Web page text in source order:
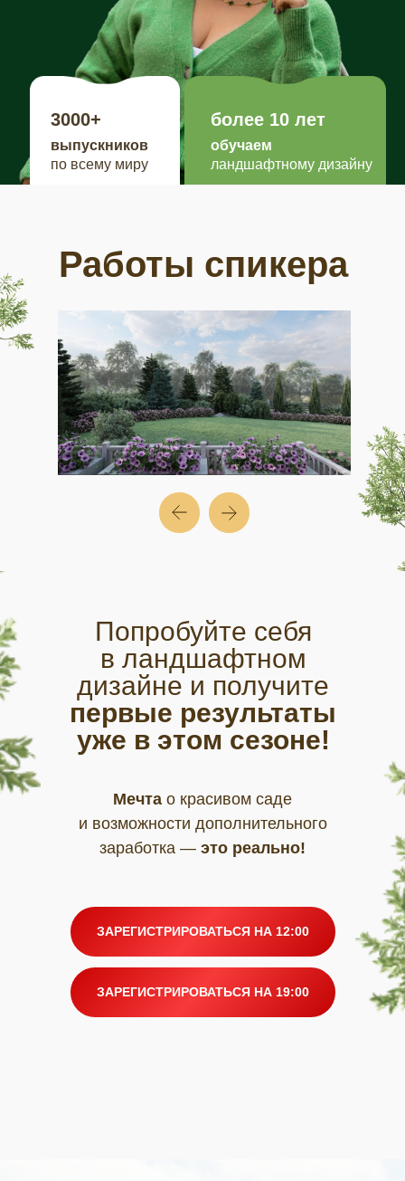
3000+
выпускников
по всему миру
более 10 лет
обучаем
ландшафтному дизайну
Работы спикера
Попробуйте себя
в ландшафтном
дизайне и получите
первые результаты
уже в этом сезоне!
Мечта о красивом саде
и возможности дополнительного
заработка — это реально!
ЗАРЕГИСТРИРОВАТЬСЯ НА 12:00
ЗАРЕГИСТРИРОВАТЬСЯ НА 19:00